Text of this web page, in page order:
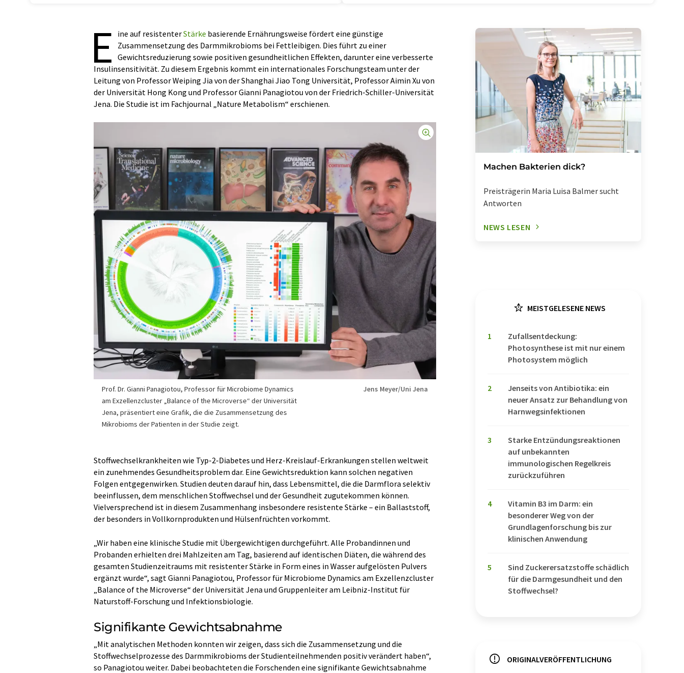
E ine auf resistenterStärke basierende Ernährungsweise fördert eine günstige
Zusammensetzung des Darmmikrobioms bei Fettleibigen. Dies führt zu einer
Gewichtsreduzierung sowie positiven gesundheitlichen Effekten, darunter eine verbesserte
Insulinsensitivität. Zu diesem Ergebnis kommt ein internationales Forschungsteam unter der
Leitung von Professor Weiping Jia von der Shanghai Jiao Tong Universität, Professor Aimin Xu von
der Universität Hong Kong und Professor Gianni Panagiotou von der Friedrich-Schiller-Universität
Jena. Die Studie ist im Fachjournal „Nature Metabolism“ erschienen.
Prof. Dr. Gianni Panagiotou, Professor für Microbiome Dynamics
am Exzellenzcluster „Balance of the Microverse“ der Universität
Jena, präsentiert eine Grafik, die die Zusammensetzung des
Mikrobioms der Patienten in der Studie zeigt.
Jens Meyer/Uni Jena
Stoffwechselkrankheiten wie Typ-2-Diabetes und Herz-Kreislauf-Erkrankungen stellen weltweit
ein zunehmendes Gesundheitsproblem dar. Eine Gewichtsreduktion kann solchen negativen
Folgen entgegenwirken. Studien deuten darauf hin, dass Lebensmittel, die die Darmflora selektiv
beeinflussen, dem menschlichen Stoffwechsel und der Gesundheit zugutekommen können.
Vielversprechend ist in diesem Zusammenhang insbesondere resistente Stärke – ein Ballaststoff,
der besonders in Vollkornprodukten und Hülsenfrüchten vorkommt.
„Wir haben eine klinische Studie mit Übergewichtigen durchgeführt. Alle Probandinnen und
Probanden erhielten drei Mahlzeiten am Tag, basierend auf identischen Diäten, die während des
gesamten Studienzeitraums mit resistenter Stärke in Form eines in Wasser aufgelösten Pulvers
ergänzt wurde“, sagt Gianni Panagiotou, Professor für Microbiome Dynamics am Exzellenzcluster
„Balance of the Microverse“ der Universität Jena und Gruppenleiter am Leibniz-Institut für
Naturstoff-Forschung und Infektionsbiologie.
Signifikante Gewichtsabnahme
„Mit analytischen Methoden konnten wir zeigen, dass sich die Zusammensetzung und die
Stoffwechselprozesse des Darmmikrobioms der Studienteilnehmenden positiv verändert haben“,
so Panagiotou weiter. Dabei beobachteten die Forschenden eine signifikante Gewichtsabnahme
Machen Bakterien dick?
Preisträgerin Maria Luisa Balmer sucht
Antworten
NEWS LESEN
MEISTGELESENE NEWS
1
Zufallsentdeckung:
Photosynthese ist mit nur einem
Photosystem möglich
2
Jenseits von Antibiotika: ein
neuer Ansatz zur Behandlung von
Harnwegsinfektionen
3
Starke Entzündungsreaktionen
auf unbekannten
immunologischen Regelkreis
zurückzuführen
4
Vitamin B3 im Darm: ein
besonderer Weg von der
Grundlagenforschung bis zur
klinischen Anwendung
5
Sind Zuckerersatzstoffe schädlich
für die Darmgesundheit und den
Stoffwechsel?
ORIGINALVERÖFFENTLICHUNG